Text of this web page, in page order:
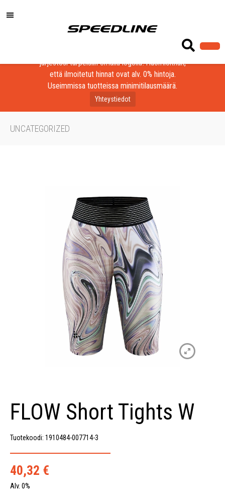
Löydä laadukkaat tuotteet yrityksesi, seurasi tai
järjestösi tarpeisiin omalla logolla! Huomioithan,
että ilmoitetut hinnat ovat alv. 0% hintoja.
Useimmissa tuotteissa minimitilausmäärä.
Yhteystiedot
UNCATEGORIZED
FLOW Short Tights W
Tuotekoodi: 1910484-007714-3
40,32 €
Alv. 0%